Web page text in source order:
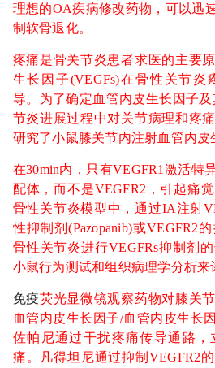
理想的OA疾病修改药物，可以迅
制软骨退化。
疼痛是骨关节炎患者求医的主要
生长因子(VEGFs)在骨性关节炎
导。为了确定血管内皮生长因子
节炎进展过程中对关节病理和疼
研究了小鼠膝关节内注射血管内皮
在30min内，只有VEGFR1激活特
配体，而不是VEGFR2，引起痛
骨性关节炎模型中，通过IA注射
性抑制剂(Pazopanib)或VEGFR2
骨性关节炎进行VEGFRs抑制剂
小鼠行为测试和组织病理学分析来
免疫荧光显微镜观察药物对膝关
血管内皮生长因子/血管内皮生长
佐帕尼通过干扰疼痛传导通路，
痛。凡得坦尼通过抑制VEGFR2